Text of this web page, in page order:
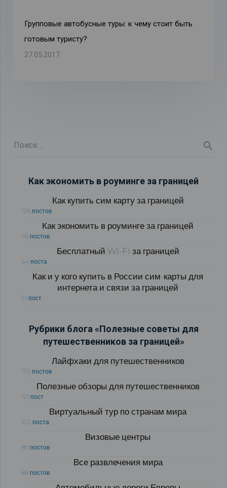
Групповые автобусные туры: к чему стоит быть
готовым туристу?
27.05.2017
Как экономить в роуминге за границей
Как купить сим карту за границей
126 постов
Как экономить в роуминге за границей
76 постов
Бесплатный WI-FI за границей
54 поста
Как и у кого купить в России сим-карты для
интернета и связи за границей
51 пост
Рубрики блога «Полезные советы для
путешественников за границей»
Лайфхаки для путешественников
175 постов
Полезные обзоры для путешественников
121 пост
Виртуальный тур по странам мира
103 поста
Визовые центры
89 постов
Все развлечения мира
88 постов